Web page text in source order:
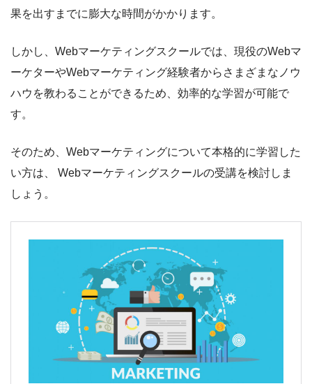
果を出すまでに膨大な時間がかかります。
しかし、Webマーケティングスクールでは、現役のWebマ
ーケターやWebマーケティング経験者からさまざまなノウ
ハウを教わることができるため、効率的な学習が可能で
す。
そのため、Webマーケティングについて本格的に学習した
い方は、 Webマーケティングスクールの受講を検討しま
しょう。